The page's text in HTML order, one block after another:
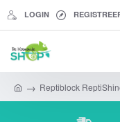
LOGIN
Reptiblock